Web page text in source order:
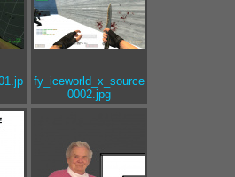
fy_iceworld_x_source
0002.jpg